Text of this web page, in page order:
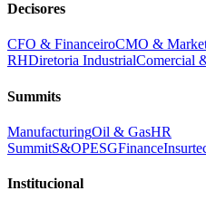
Decisores
CFO & FinanceiroCMO &
RHDiretoria IndustrialComercial
Summits
ManufacturingOil & GasHR
SummitS&OPESGFinance
Institucional